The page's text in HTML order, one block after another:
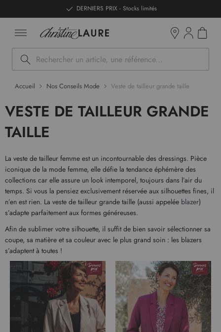
DERNIERS PRIX - Stocks limités
Rechercher
Accueil Nos Conseils Mode Veste de tailleur grande taille
VESTE DE TAILLEUR GRANDE
TAILLE
La veste de tailleur femme est un incontournable des dressings. Pièce
iconique de la mode femme, elle défie la tendance éphémère des
collections car elle assure un look intemporel, toujours dans l’air du
temps. Si vous la pensiez exclusivement réservée aux silhouettes fines, il
n’en est rien. La veste de tailleur grande taille (aussi appelée blazer)
s’adapte parfaitement aux formes généreuses.
Afin de sublimer votre silhouette, il suffit de bien savoir sélectionner sa
coupe, sa matière et sa couleur avec le plus grand soin : les blazers
s’adaptent à toutes !